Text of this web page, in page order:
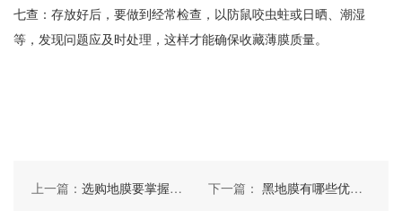
七查：存放好后，要做到经常检查，以防鼠咬虫蛀或日晒、潮湿
等，发现问题应及时处理，这样才能确保收藏薄膜质量。
上一篇： 选购地膜要掌握哪些学问 下一篇： 黑地膜有哪些优缺点